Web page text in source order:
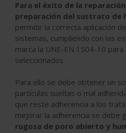
Para el éxito de la
preparación del sustrato de
permitir la correcta aplicación
sistemas, cumpliendo con las
marca la UNE-EN 1504-10
seleccionados.
Para ello se debe obtener un
partículas sueltas o mal
que reste adherencia a los
mejorar la adherencia se debe
rugosa de poro abierto y